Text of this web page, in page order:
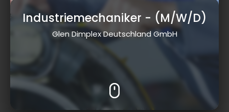
Industriemechaniker - (M/W/D)
Glen Dimplex Deutschland GmbH